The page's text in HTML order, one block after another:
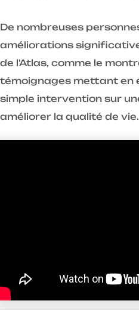
De nombreuses
améliorations
de l'Atlas, comme le
témoignages mettant en
simple intervention sur
améliorer la qualité de vie.